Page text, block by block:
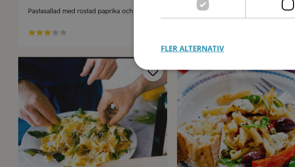
Pastasallad med rostad paprika och rucola Pasta Strozzapreti med Crostini och
FLER ALTERNATIV